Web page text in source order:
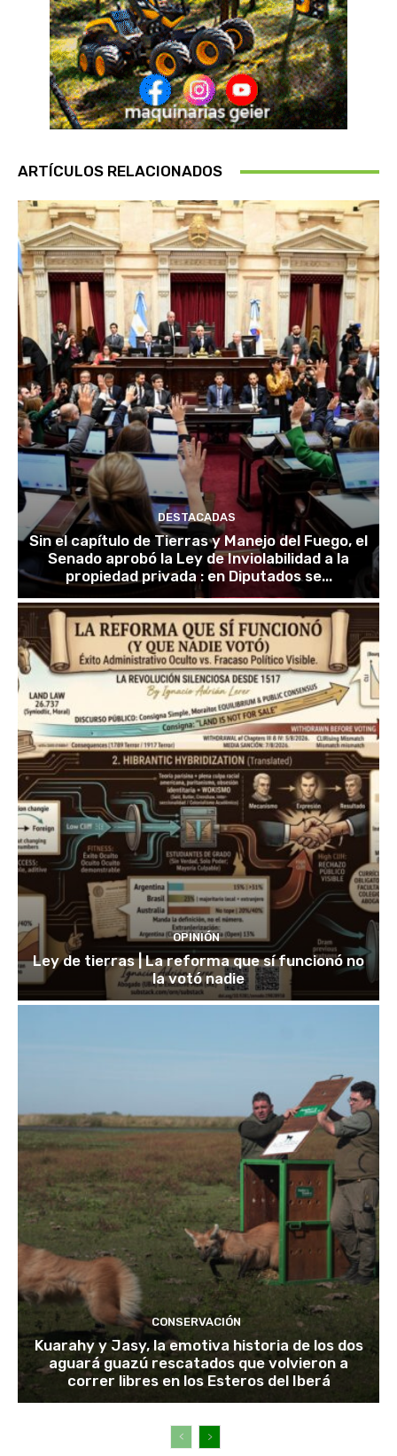
ARTÍCULOS RELACIONADOS
DESTACADAS
Sin el capítulo de Tierras y Manejo del Fuego, el
Senado aprobó la Ley de Inviolabilidad a la
propiedad privada : en Diputados se...
OPINIÓN
Ley de tierras | La reforma que sí funcionó no
la votó nadie
CONSERVACIÓN
Kuarahy y Jasy, la emotiva historia de los dos
aguará guazú rescatados que volvieron a
correr libres en los Esteros del Iberá